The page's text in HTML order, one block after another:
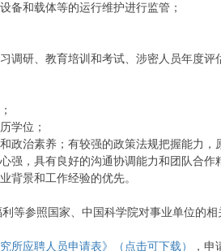
和载体等的运行维护进行监管；
研、教育培训和考试、涉密人员年度评
学位；
治素养；有较强的政策法规把握能力，
，具有良好的沟通协调能力和团队合作
景和工作经验的优先。
参照国家、中国科学院对事业单位的相
所应聘人员申请表》（点击可下载） ，